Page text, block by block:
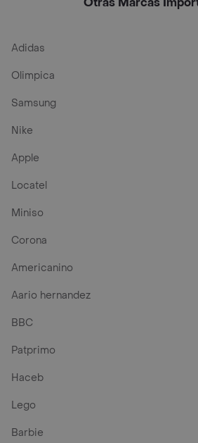
Adidas
Olimpica
Samsung
Nike
Apple
Locatel
Miniso
Corona
Americanino
Aario hernandez
BBC
Patprimo
Haceb
Lego
Barbie